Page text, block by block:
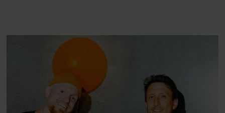
morgen”